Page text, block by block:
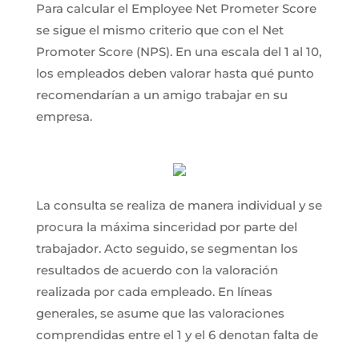
Para calcular el Employee Net Prometer Score
se sigue el mismo criterio que con el Net
Promoter Score (NPS). En una escala del 1 al 10,
los empleados deben valorar hasta qué punto
recomendarían a un amigo trabajar en su
empresa.
La consulta se realiza de manera individual y se
procura la máxima sinceridad por parte del
trabajador. Acto seguido, se segmentan los
resultados de acuerdo con la valoración
realizada por cada empleado. En líneas
generales, se asume que las valoraciones
comprendidas entre el 1 y el 6 denotan falta de